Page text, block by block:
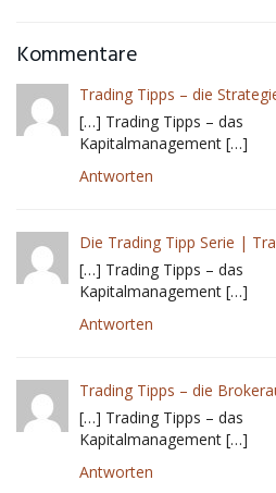
Kommentare
Trading Tipps – die
[…] Trading Tipps – das
Kapitalmanagement […]
Antworten
Die Trading Tipp Serie |
[…] Trading Tipps – das
Kapitalmanagement […]
Antworten
Trading Tipps – die
[…] Trading Tipps – das
Kapitalmanagement […]
Antworten